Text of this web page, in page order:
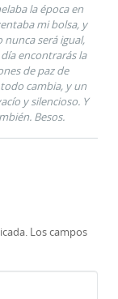
la época en
mi bolsa, y
nunca será igual,
encontrarás la
de paz de
cambia, y un
y silencioso. Y
Besos.
Los campos